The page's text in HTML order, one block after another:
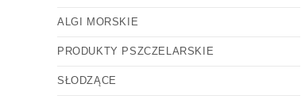
ALGI MORSKIE
PRODUKTY PSZCZELARSKIE
SŁODZĄCE